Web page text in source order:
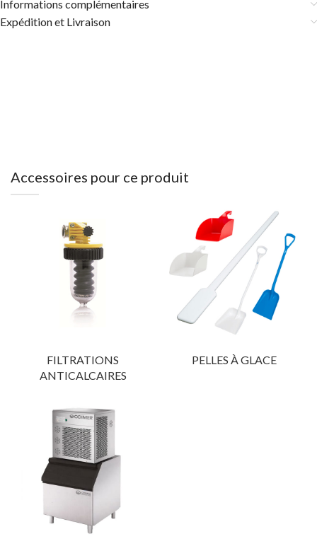
Informations complémentaires
Expédition et Livraison
Accessoires pour ce produit
FILTRATIONS
ANTICALCAIRES
PELLES À GLACE